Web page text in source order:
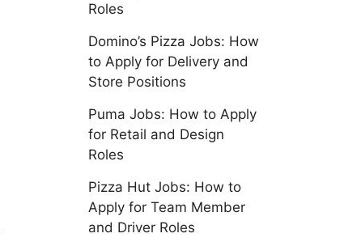
Roles
Domino’s Pizza Jobs: How
to Apply for Delivery and
Store Positions
Puma Jobs: How to Apply
for Retail and Design
Roles
Pizza Hut Jobs: How to
Apply for Team Member
and Driver Roles